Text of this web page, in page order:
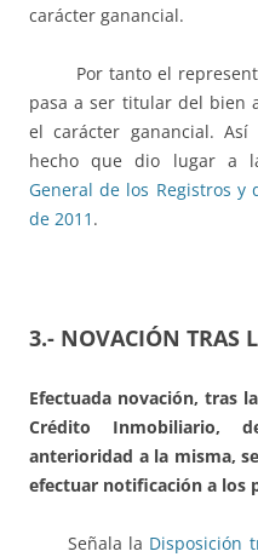
carácter ganancial.
Por tanto el
pasa a ser titular del bien
el carácter ganancial.
hecho que dio lugar a
General de los Registros
de 2011 .
3.- NOVACIÓN TRAS
Efectuada novación, tras
Crédito Inmobiliario,
anterioridad a la misma,
efectuar notificación a los
Señala la Disposición